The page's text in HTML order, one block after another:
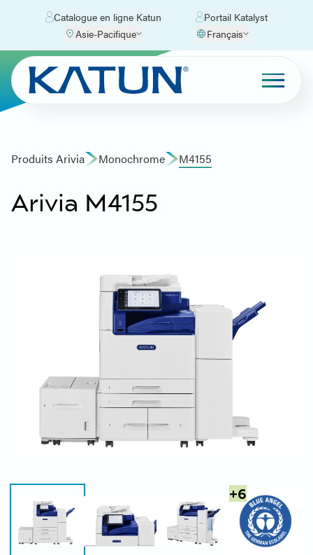
Catalogue en ligne Katun
Portail Katalyst
Asie-Pacifique
Français
Produits Arivia Monochrome M4155
+6
Arivia M4155